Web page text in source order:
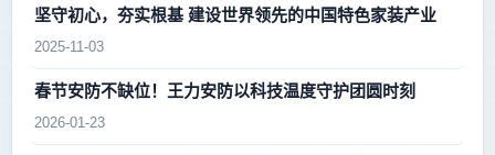
坚守初心，夯实根基 建设世界领先的中国特色家装产业
2025-11-03
春节安防不缺位！王力安防以科技温度守护团圆时刻
2026-01-23